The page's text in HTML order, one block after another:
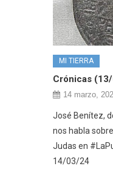
MI TIERRA
Crónicas
14 marzo,
José Benítez,
nos habla
Judas en
14/03/24